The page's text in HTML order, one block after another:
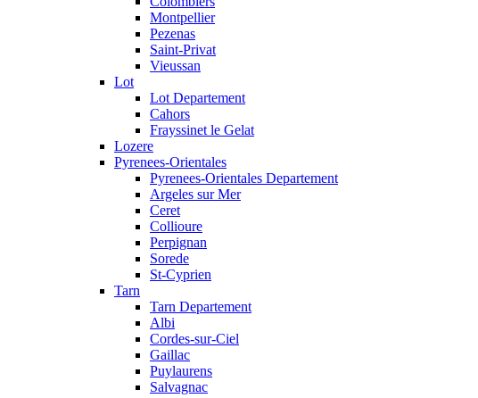
Montpellier
Pezenas
Saint-Privat
Vieussan
Lot
Lot Departement
Cahors
Frayssinet le Gelat
Lozere
Pyrenees-Orientales
Pyrenees-Orientales Departement
Argeles sur Mer
Ceret
Collioure
Perpignan
Sorede
St-Cyprien
Tarn
Tarn Departement
Albi
Cordes-sur-Ciel
Gaillac
Puylaurens
Salvagnac